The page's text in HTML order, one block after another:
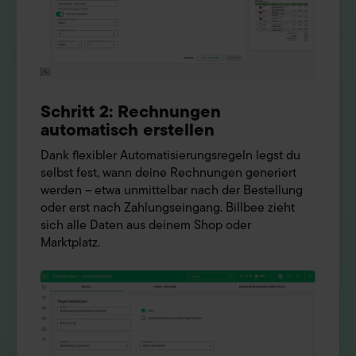
Schritt 2: Rechnungen
automatisch erstellen
Dank flexibler Automatisierungsregeln legst du
selbst fest, wann deine Rechnungen generiert
werden – etwa unmittelbar nach der Bestellung
oder erst nach Zahlungseingang. Billbee zieht
sich alle Daten aus deinem Shop oder
Marktplatz.